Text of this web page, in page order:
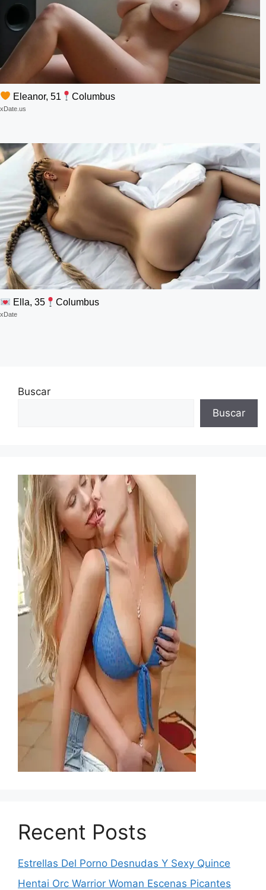
Eleanor, 51 Columbus
xDate.us
Ella, 35 Columbus
xDate
Buscar
Buscar
Recent Posts
Estrellas Del Porno Desnudas Y Sexy Quince
Hentai Orc Warrior Woman Escenas Picantes